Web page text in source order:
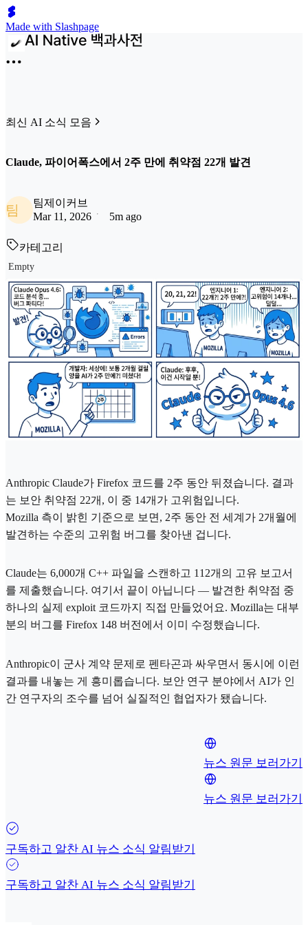
Made with Slashpage
최신 AI 소식 모음
Claude, 파이어폭스에서 2주 만에 취약점 22개 발견
팀
팀제이커브
Mar 11, 2026
5m ago
카테고리
Empty
Anthropic Claude가 Firefox 코드를 2주 동안 뒤졌습니다. 결과
는 보안 취약점 22개, 이 중 14개가 고위험입니다.
Mozilla 측이 밝힌 기준으로 보면, 2주 동안 전 세계가 2개월에
발견하는 수준의 고위험 버그를 찾아낸 겁니다.
Claude는 6,000개 C++ 파일을 스캔하고 112개의 고유 보고서
를 제출했습니다. 여기서 끝이 아닙니다 — 발견한 취약점 중
하나의 실제 exploit 코드까지 직접 만들었어요. Mozilla는 대부
분의 버그를 Firefox 148 버전에서 이미 수정했습니다.
Anthropic이 군사 계약 문제로 펜타곤과 싸우면서 동시에 이런
결과를 내놓는 게 흥미롭습니다. 보안 연구 분야에서 AI가 인
간 연구자의 조수를 넘어 실질적인 협업자가 됐습니다.
뉴스 원문 보러가기
뉴스 원문 보러가기
구독하고 알찬 AI 뉴스 소식 알림받기
구독하고 알찬 AI 뉴스 소식 알림받기